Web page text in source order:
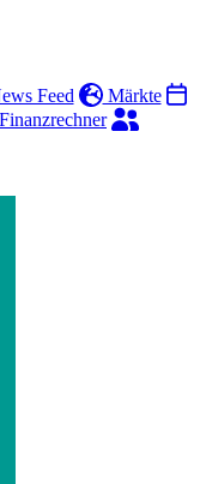
Feed
Märkte
Finanzrechner